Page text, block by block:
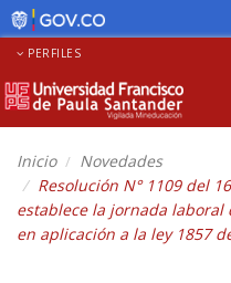
PERFILES
Inicio
Novedades
Resolución N° 1109 del
establece la jornada laboral
en aplicación a la ley 1857